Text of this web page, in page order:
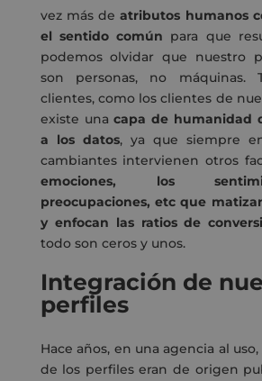
vez más deatributos humanos
el sentido común para que
podemos olvidar que nuestro
son personas, no máquinas.
clientes, como los clientes de
existe unacapa de humanidad
a los datos, ya que siempre
cambiantes intervienen otros
emociones, los
preocupaciones, etc que
y enfocan las ratios de
todo son ceros y unos.
Integración de
perfiles
Hace años, en una agencia al
de los perfiles eran de origen